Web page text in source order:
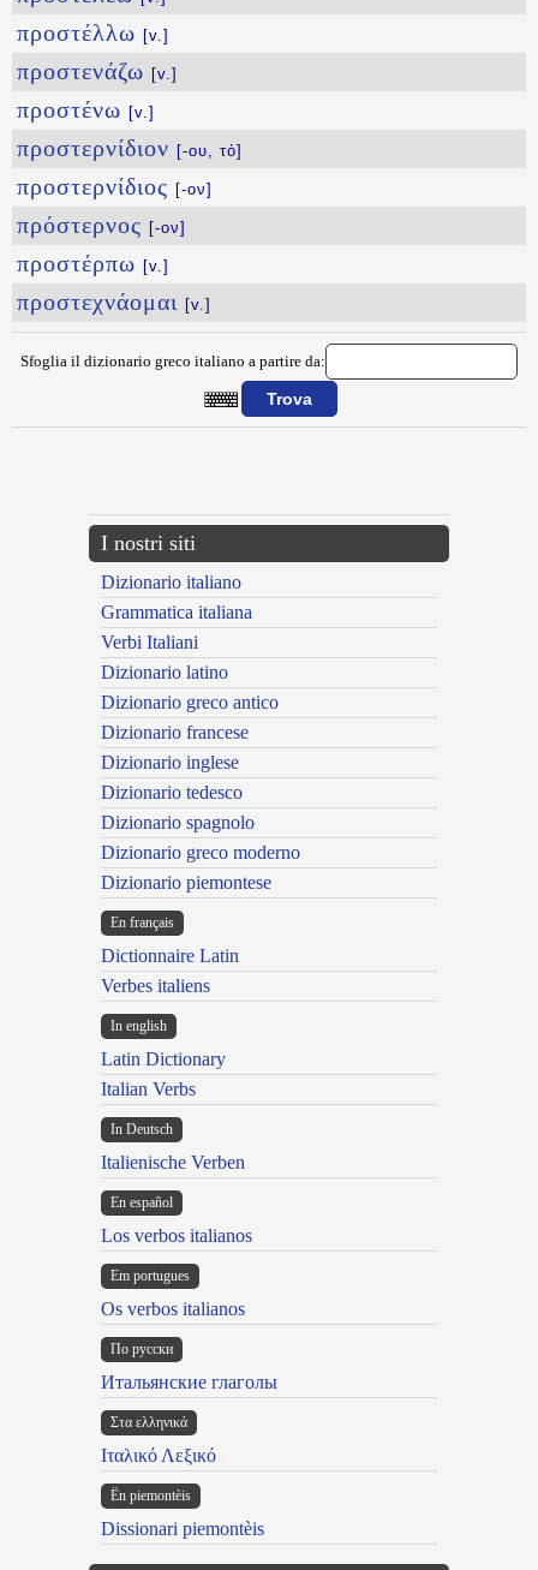
προστέλλω [v.]
προστενάζω [v.]
προστένω [v.]
προστερνίδιον [-ου, τό]
προστερνίδιος [-ον]
πρόστερνος [-ον]
προστέρπω [v.]
προστεχνάομαι [v.]
Sfoglia il dizionario greco italiano a partire da:
I nostri siti
Dizionario italiano
Grammatica italiana
Verbi Italiani
Dizionario latino
Dizionario greco antico
Dizionario francese
Dizionario inglese
Dizionario tedesco
Dizionario spagnolo
Dizionario greco moderno
Dizionario piemontese
En français
Dictionnaire Latin
Verbes italiens
In english
Latin Dictionary
Italian Verbs
In Deutsch
Italienische Verben
En español
Los verbos italianos
Em portugues
Os verbos italianos
По русски
Итальянские глаголы
Στα ελληνικά
Ιταλικό Λεξικό
Ën piemontèis
Dissionari piemontèis